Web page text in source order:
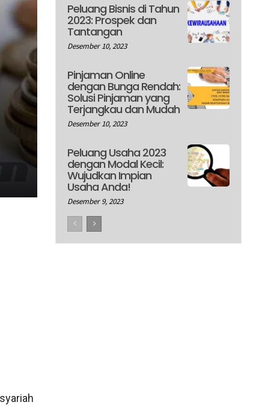
Peluang Bisnis di Tahun
2023: Prospek dan
Tantangan
Desember 10, 2023
Pinjaman Online
dengan Bunga Rendah:
Solusi Pinjaman yang
Terjangkau dan Mudah
Desember 10, 2023
Peluang Usaha 2023
dengan Modal Kecil:
Wujudkan Impian
Usaha Anda!
Desember 9, 2023